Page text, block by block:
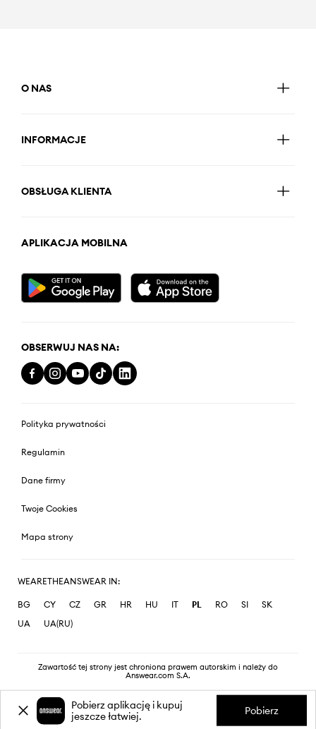
O NAS
INFORMACJE
OBSŁUGA KLIENTA
APLIKACJA MOBILNA
OBSERWUJ NAS NA:
Polityka prywatności
Regulamin
Dane firmy
Twoje Cookies
Mapa strony
WEARETHEANSWEAR IN:
BG CY CZ GR HR HU IT PL RO SI
SK
UA
UA(RU)
Zawartość tej strony jest chroniona prawem autorskim i należy do
Answear.com S.A.
Pobierz aplikację i kupuj
jeszcze łatwiej.
Pobierz